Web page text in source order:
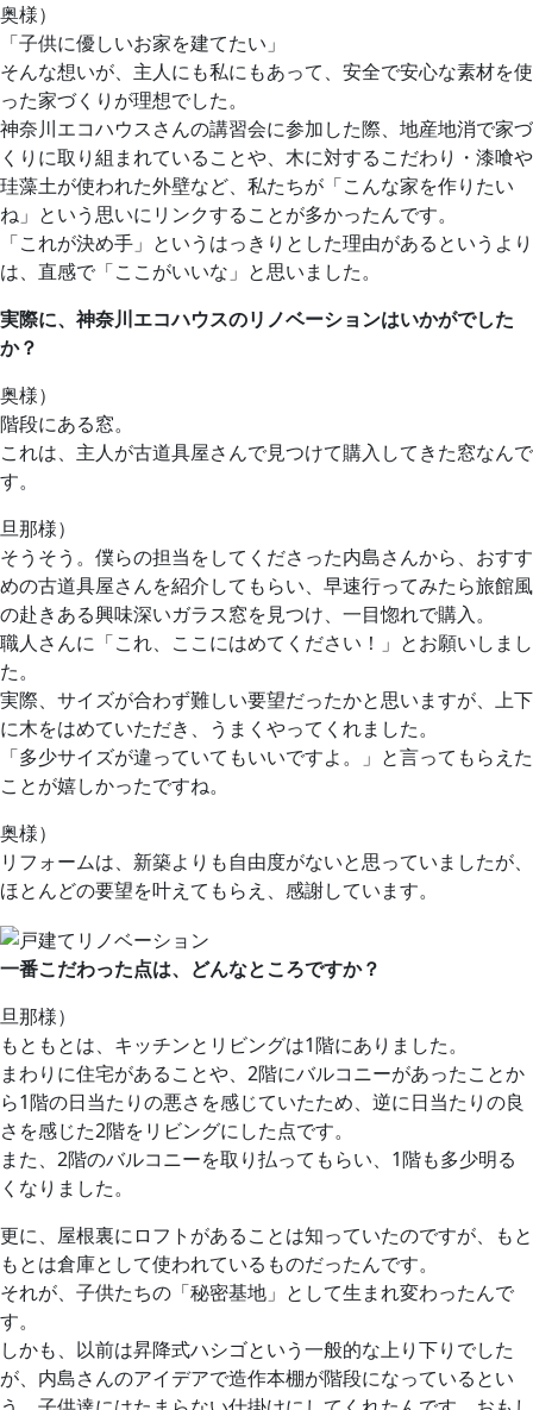
奥様）
「子供に優しいお家を建てたい」
そんな想いが、主人にも私にもあって、安全で安心な素材を使
った家づくりが理想でした。
神奈川エコハウスさんの講習会に参加した際、地産地消で家づ
くりに取り組まれていることや、木に対するこだわり・漆喰や
珪藻土が使われた外壁など、私たちが「こんな家を作りたい
ね」という思いにリンクすることが多かったんです。
「これが決め手」というはっきりとした理由があるというより
は、直感で「ここがいいな」と思いました。
実際に、神奈川エコハウスのリノベーションはいかがでした
か？
奥様）
階段にある窓。
これは、主人が古道具屋さんで見つけて購入してきた窓なんで
す。
旦那様）
そうそう。僕らの担当をしてくださった内島さんから、おすす
めの古道具屋さんを紹介してもらい、早速行ってみたら旅館風
の赴きある興味深いガラス窓を見つけ、一目惚れで購入。
職人さんに「これ、ここにはめてください！」とお願いしまし
た。
実際、サイズが合わず難しい要望だったかと思いますが、上下
に木をはめていただき、うまくやってくれました。
「多少サイズが違っていてもいいですよ。」と言ってもらえた
ことが嬉しかったですね。
奥様）
リフォームは、新築よりも自由度がないと思っていましたが、
ほとんどの要望を叶えてもらえ、感謝しています。
一番こだわった点は、どんなところですか？
旦那様）
もともとは、キッチンとリビングは1階にありました。
まわりに住宅があることや、2階にバルコニーがあったことか
ら1階の日当たりの悪さを感じていたため、逆に日当たりの良
さを感じた2階をリビングにした点です。
また、2階のバルコニーを取り払ってもらい、1階も多少明る
くなりました。
更に、屋根裏にロフトがあることは知っていたのですが、もと
もとは倉庫として使われているものだったんです。
それが、子供たちの「秘密基地」として生まれ変わったんで
す。
しかも、以前は昇降式ハシゴという一般的な上り下りでした
が、内島さんのアイデアで造作本棚が階段になっているとい